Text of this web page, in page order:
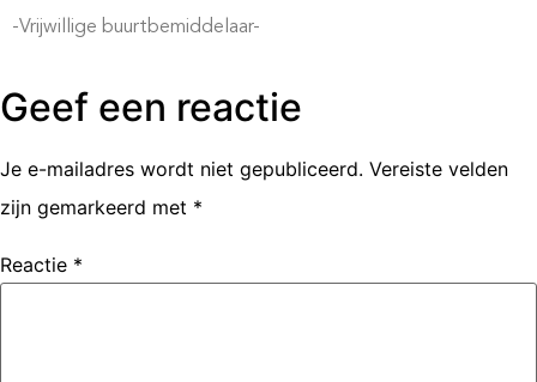
-Vrijwillige buurtbemiddelaar-
Geef een reactie
Je e-mailadres wordt niet gepubliceerd. Vereiste velden
zijn gemarkeerd met *
Reactie *